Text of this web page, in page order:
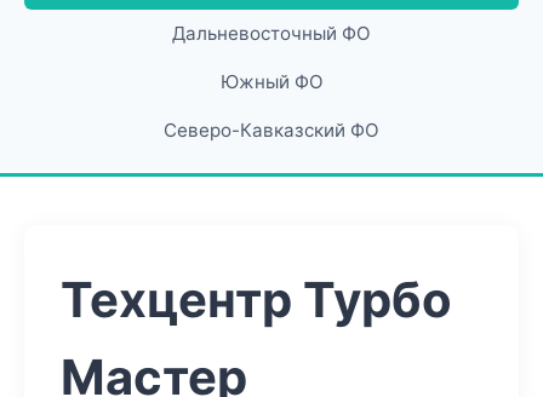
Дальневосточный ФО
Южный ФО
Северо-Кавказский ФО
Техцентр Турбо
Мастер